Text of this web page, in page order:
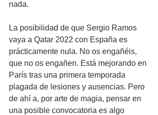
nada.
La posibilidad de que Sergio Ramos
vaya a Qatar 2022 con España es
prácticamente nula. No os engañéis,
que no os engañen. Está mejorando en
París tras una primera temporada
plagada de lesiones y ausencias. Pero
de ahí a, por arte de magia, pensar en
una posible convocatoria es algo